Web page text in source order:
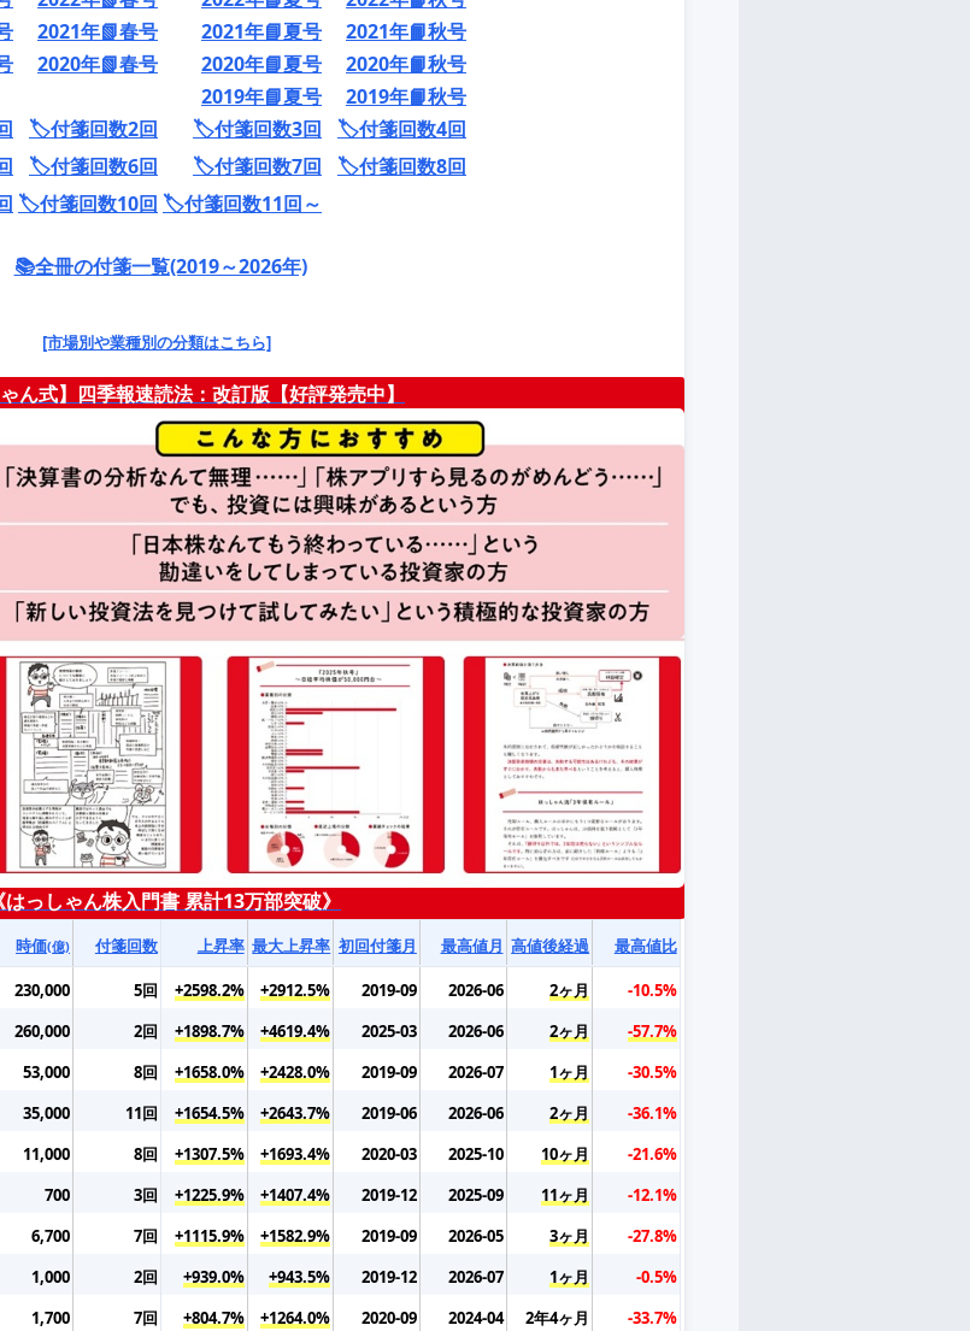
2021年📗春号 2021年📘夏号
2021年📙秋号
2020年📗春号 2020年📘夏号
2020年📙秋号
2019年📘夏号
2019年📙秋号
🏷️付箋回数2回 🏷️付箋回数3回
🏷️付箋回数4回
🏷️付箋回数6回 🏷️付箋回数7回
🏷️付箋回数8回
🏷️付箋回数10回 🏷️付箋回数11回～
📚全冊の付箋一覧(2019～2026年)
[市場別や業種別の分類はこちら]
ゃん式】四季報速読法：改訂版【好評発売中】
はっしゃん株入門書 累計13万部突破》
時価(億) 付箋回数 上昇率 最大上昇率 初回付箋月 最高値月 高値後経過 最高値比
230,000 5回 +2598.2% +2912.5% 2019-09 2026-06 2ヶ月
-10.5%
260,000 2回 +1898.7% +4619.4% 2025-03 2026-06 2ヶ月
-57.7%
53,000 8回 +1658.0% +2428.0% 2019-09 2026-07 1ヶ月
-30.5%
35,000 11回 +1654.5% +2643.7% 2019-06 2026-06 2ヶ月
-36.1%
11,000 8回 +1307.5% +1693.4% 2020-03 2025-10 10ヶ月
-21.6%
700 3回 +1225.9% +1407.4% 2019-12 2025-09 11ヶ月
-12.1%
6,700 7回 +1115.9% +1582.9% 2019-09 2026-05 3ヶ月
-27.8%
1,000 2回 +939.0% +943.5% 2019-12 2026-07 1ヶ月
-0.5%
1,700 7回 +804.7% +1264.0% 2020-09 2024-04 2年4ヶ月
-33.7%